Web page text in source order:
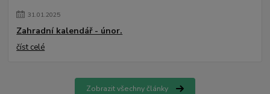
31.01.2025
Zahradní kalendář - únor.
číst celé
Zobrazit všechny články